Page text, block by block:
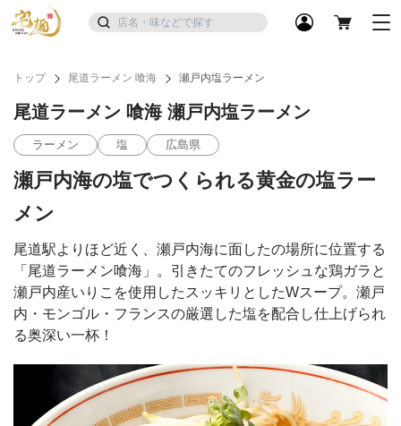
トップ 尾道ラーメン 喰海 瀬戸内塩ラーメン
尾道ラーメン 喰海 瀬戸内塩ラーメン
ラーメン 塩 広島県
瀬戸内海の塩でつくられる黄金の塩ラー
メン
尾道駅よりほど近く、瀬戸内海に面したの場所に位置する
「尾道ラーメン喰海」。引きたてのフレッシュな鶏ガラと
瀬戸内産いりこを使用したスッキリとしたWスープ。瀬戸
内・モンゴル・フランスの厳選した塩を配合し仕上げられ
る奥深い一杯！